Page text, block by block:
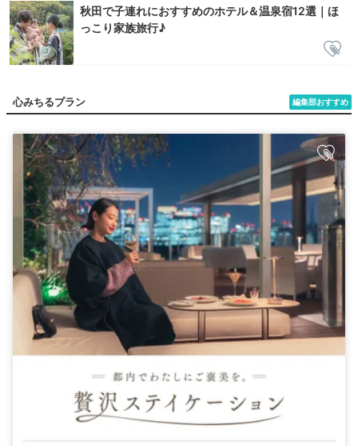
秋田で子連れにおすすめのホテル＆温泉宿12選｜ほ
っこり家族旅行♪
編集部おすすめ
心みちるプラン